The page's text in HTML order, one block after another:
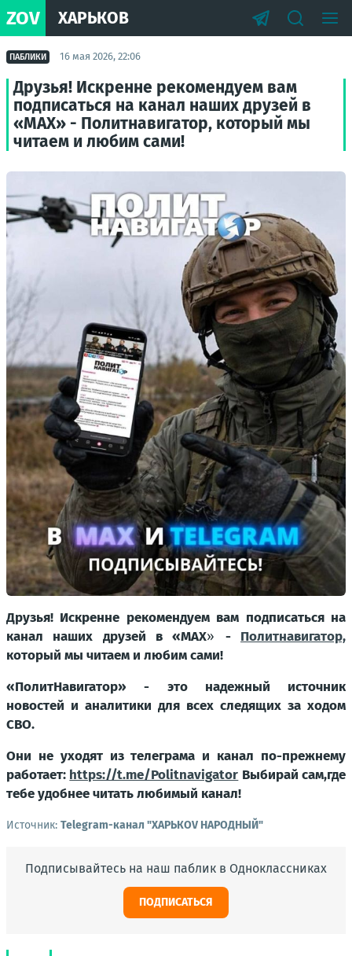
ZOV ХАРЬКОВ
ПАБЛИКИ 16 мая 2026, 22:06
Друзья! Искренне рекомендуем вам
подписаться на канал наших друзей в
«МАХ» - Политнавигатор, который мы
читаем и любим сами!
Друзья! Искренне рекомендуем вам подписаться на
канал наших друзей в «МАХ» - Политнавигатор,
который мы читаем и любим сами!
«ПолитНавигатор» - это надежный источник
новостей и аналитики для всех следящих за ходом
СВО.
Они не уходят из телеграма и канал по-прежнему
работает: https://t.me/Politnavigator Выбирай сам,где
тебе удобнее читать любимый канал!
Источник: Telegram-канал "ХАРЬКОV НАРОДНЫЙ"
Подписывайтесь на наш паблик в Одноклассниках
ПОДПИСАТЬСЯ